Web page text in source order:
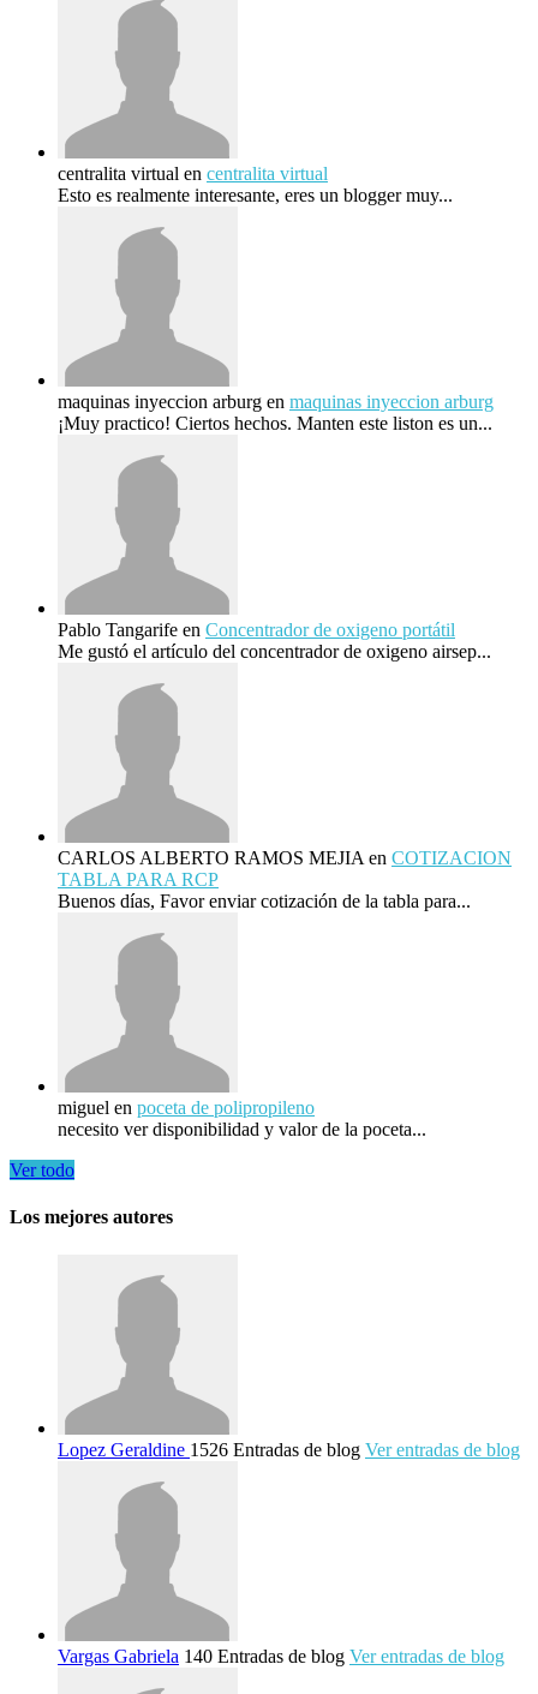
centralita virtual en centralita virtual
Esto es realmente interesante, eres un blogger muy...
maquinas inyeccion arburg en maquinas inyeccion arburg
¡Muy practico! Ciertos hechos. Manten este liston es un...
Pablo Tangarife en Concentrador de oxigeno portátil
Me gustó el artículo del concentrador de oxigeno airsep...
CARLOS ALBERTO RAMOS MEJIA en COTIZACION
TABLA PARA RCP
Buenos días, Favor enviar cotización de la tabla para...
miguel en poceta de polipropileno
necesito ver disponibilidad y valor de la poceta...
Ver todo
Los mejores autores
Lopez Geraldine 1526 Entradas de blog Ver entradas de blog
Vargas Gabriela 140 Entradas de blog Ver entradas de blog